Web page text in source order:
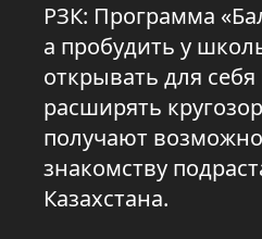
РЗК: Программа
а пробудить у
открывать для
расширять
получают
знакомству
Казахстана.